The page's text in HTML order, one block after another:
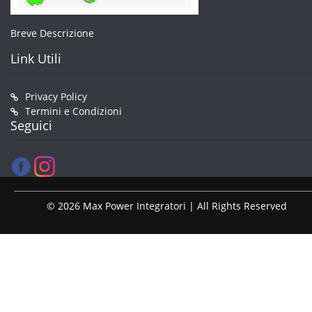
Breve Descrizione
Link Utili
Privacy Policy
Termini e Condizioni
Seguici
© 2026 Max Power Integratori | All Rights Reserved